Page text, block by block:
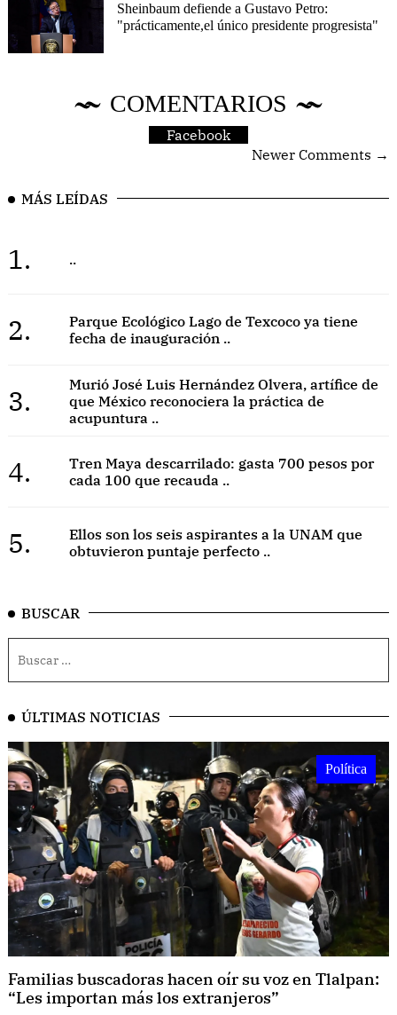
Sheinbaum defiende a Gustavo Petro:
"prácticamente,el único presidente progresista"
COMENTARIOS
Facebook
Newer Comments →
MÁS LEÍDAS
1. ..
2.
Parque Ecológico Lago de Texcoco ya tiene
fecha de inauguración ..
3.
Murió José Luis Hernández Olvera, artífice de
que México reconociera la práctica de
acupuntura ..
4.
Tren Maya descarrilado: gasta 700 pesos por
cada 100 que recauda ..
5.
Ellos son los seis aspirantes a la UNAM que
obtuvieron puntaje perfecto ..
BUSCAR
ÚLTIMAS NOTICIAS
Política
Familias buscadoras hacen oír su voz en Tlalpan:
“Les importan más los extranjeros”